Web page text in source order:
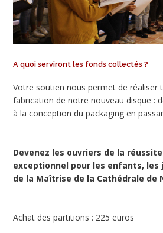
A quoi serviront les fonds collectés ?
Votre soutien nous permet de réaliser
fabrication de notre nouveau disque :
à la conception du packaging en
Devenez les ouvriers de la
exceptionnel pour les enfants, les
de la Maîtrise de la Cathédrale de
Achat des partitions : 225 euros